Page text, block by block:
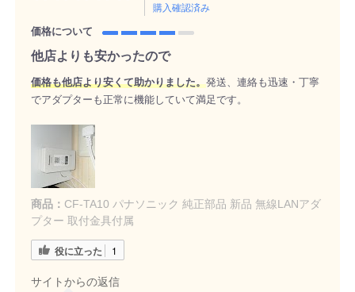
購入確認済み
価格について
他店よりも安かったので
価格も他店より安くて助かりました。発送、連絡も迅速・丁寧
でアダプターも正常に機能していて満足です。
商品： CF-TA10 パナソニック 純正部品 新品 無線LANアダ
プター 取付金具付属
役に立った 1
サイトからの返信